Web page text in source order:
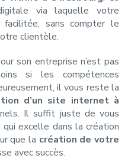
via laquelle votre
sans compter le
clientèle.
son entreprise n’est pas
si les compétences
il vous reste la
d’un site internet à
Il suffit juste de vous
excelle dans la création
que la création de votre
avec succès.